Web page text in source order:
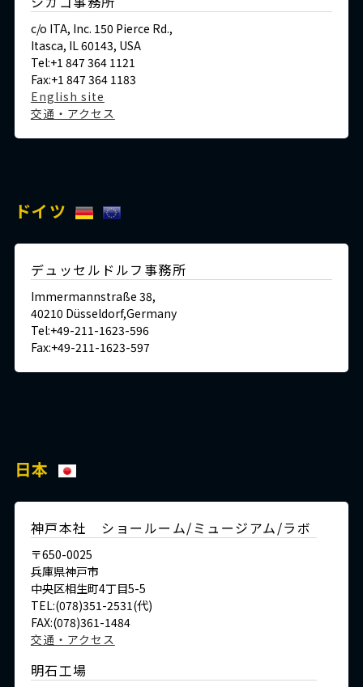
c/o ITA, Inc. 150 Pierce Rd.,
Itasca, IL 60143, USA
Tel:+1 847 364 1121
Fax:+1 847 364 1183
English site
交通・アクセス
ドイツ
デュッセルドルフ事務所
Immermannstraße 38,
40210 Düsseldorf,Germany
Tel:+49-211-1623-596
Fax:+49-211-1623-597
日本
神戸本社 ショールーム/ミュージアム/ラボ
〒650-0025
兵庫県神戸市
中央区相生町4丁目5-5
TEL:(078)351-2531(代)
FAX:(078)361-1484
交通・アクセス
明石工場